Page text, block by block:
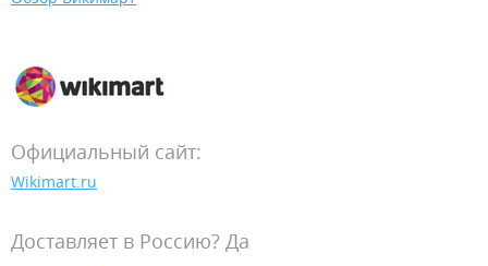
Официальный сайт:
Wikimart.ru
Доставляет в Россию? Да